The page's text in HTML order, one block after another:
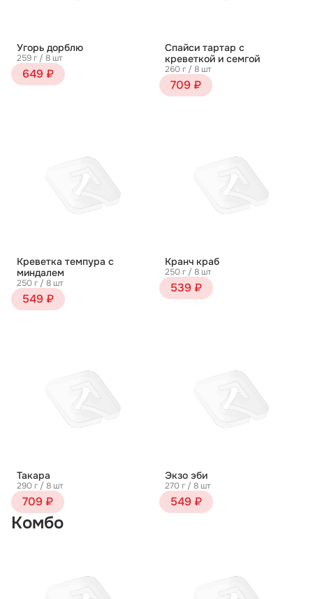
Угорь дорблю
259 г / 8 шт
649 ₽
Спайси тартар с
креветкой и семгой
260 г / 8 шт
709 ₽
Креветка темпура с
миндалем
250 г / 8 шт
549 ₽
Кранч краб
250 г / 8 шт
539 ₽
Такара
290 г / 8 шт
709 ₽
Экзо эби
270 г / 8 шт
549 ₽
Комбо